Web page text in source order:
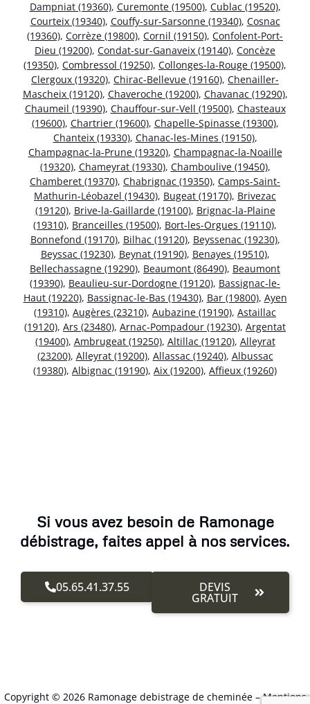
Dampniat (19360), Curemonte (19500), Cublac (19520),
Courteix (19340), Couffy-sur-Sarsonne (19340), Cosnac
(19360), Corrèze (19800), Cornil (19150), Confolent-Port-
Dieu (19200), Condat-sur-Ganaveix (19140), Concèze
(19350), Combressol (19250), Collonges-la-Rouge (19500),
Clergoux (19320), Chirac-Bellevue (19160), Chenailler-
Mascheix (19120), Chaveroche (19200), Chavanac (19290),
Chaumeil (19390), Chauffour-sur-Vell (19500), Chasteaux
(19600), Chartrier (19600), Chapelle-Spinasse (19300),
Chanteix (19330), Chanac-les-Mines (19150),
Champagnac-la-Prune (19320), Champagnac-la-Noaille
(19320), Chameyrat (19330), Chamboulive (19450),
Chamberet (19370), Chabrignac (19350), Camps-Saint-
Mathurin-Léobazel (19430), Bugeat (19170), Brivezac
(19120), Brive-la-Gaillarde (19100), Brignac-la-Plaine
(19310), Branceilles (19500), Bort-les-Orgues (19110),
Bonnefond (19170), Bilhac (19120), Beyssenac (19230),
Beyssac (19230), Beynat (19190), Benayes (19510),
Bellechassagne (19290), Beaumont (86490), Beaumont
(19390), Beaulieu-sur-Dordogne (19120), Bassignac-le-
Haut (19220), Bassignac-le-Bas (19430), Bar (19800), Ayen
(19310), Augères (23210), Aubazine (19190), Astaillac
(19120), Ars (23480), Arnac-Pompadour (19230), Argentat
(19400), Ambrugeat (19250), Altillac (19120), Alleyrat
(23200), Alleyrat (19200), Allassac (19240), Albussac
(19380), Albignac (19190), Aix (19200), Affieux (19260)
Si vous avez besoin de Ramonage
débistrage, faites appel à nos services.
05.65.41.37.55 DEVIS
GRATUIT
Copyright © 2026 Ramonage debistrage de cheminée –Mentions